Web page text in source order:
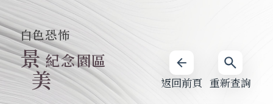
重新查詢
返回前頁
白色恐怖
景
美
紀念園區